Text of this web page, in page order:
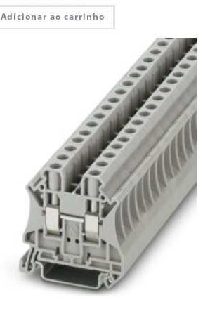
Adicionar ao carrinho